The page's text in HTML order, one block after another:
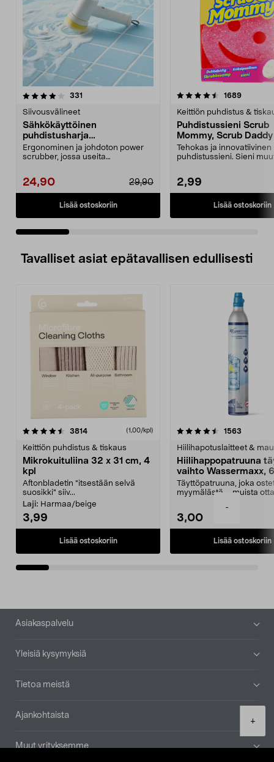
-
+
331
Siivousvälineet
Sähkökäyttöinen
puhdistusharja
kylpyhuoneeseen ja keittiöön
Ergonominen ja johdoton power
scrubber, jossa useita
24,90 29,90
Lisää ostoskoriin
4.5 viidestä
1689
Keittiön puhdistus &
Puhdistussieni Scrub
Mommy, Scrub Daddy
Tehokas ja innovatiivinen
puhdistussieni. Sieni
2,99
Lisää ostoskoriin
4.5 viidestä
Tavalliset asiat epätavallisen edullisesti
3814arvostelut (1,00/kpl)
Keittiön puhdistus & tiskaus
Mikrokuituliina 32 x 31 cm, 4
kpl
Aftonbladetin "itsestään selvä
suosikki" siiv...
Laji: Harmaa/beige
3,99
Lisää ostoskoriin
4.5viidestä
1563
Hiilihapotuslaitteet &
Hiilihappopatruuna
vaihto Wassermaxx,
Täyttöpatruuna, joka
myymälästä – muista
3,00
Lisää ostoskoriin
4.5viidestä
Alatunniste
Asiakaspalvelu
Yleisiä kysymyksiä
Tietoa meistä
Ajankohtaista
Muut yrityksemme